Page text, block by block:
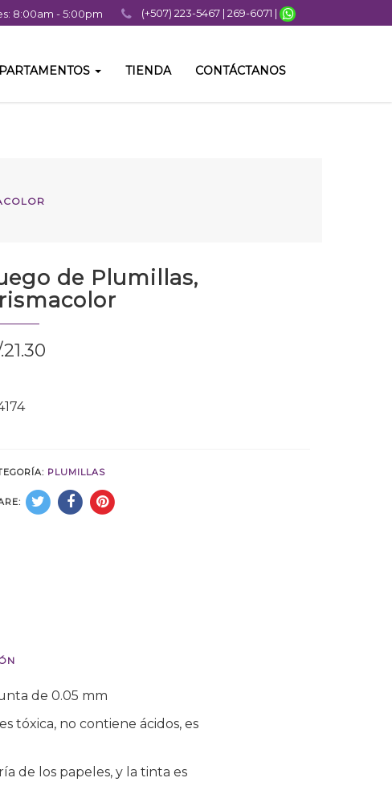
8:00am - 5:00pm (+507) 223-5467 | 269-6071 |
TIENDA CONTÁCTANOS
de Plumillas,
21.30
PLUMILLAS
de 0.05 mm
tóxica, no contiene ácidos, es
de los papeles, y la tinta es